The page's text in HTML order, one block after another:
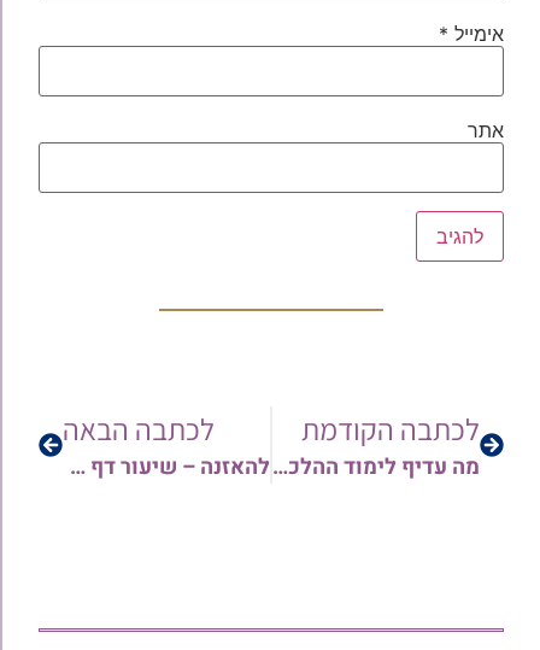
אימייל *
אתר
לכתבה הקודמת
מה עדיף לימוד ההלכה או לימוד דף היומי – מאת הג"ר אוריאל חוברה שליט"א
לכתבה הבאה
להאזנה – שיעור דף היומי ברכות דף כ"ח | מפי הרב גד מעוז